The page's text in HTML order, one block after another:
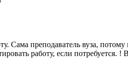
Сама преподаватель вуза,
работу, если